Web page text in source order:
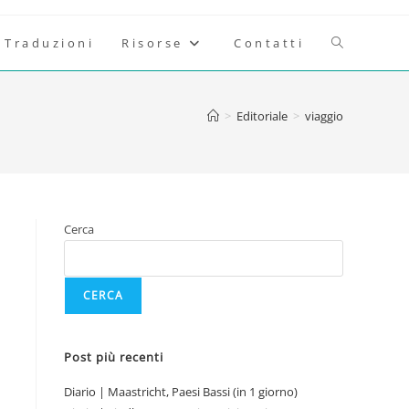
Traduzioni Risorse Contatti Attiva/
> Editoriale > viaggio
Cerca
CERCA
Post più recenti
Diario | Maastricht, Paesi Bassi (in 1 giorno)